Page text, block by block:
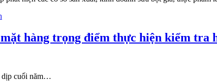
hàng trọng điểm thực hiện kiểm tra
dịp cuối năm…